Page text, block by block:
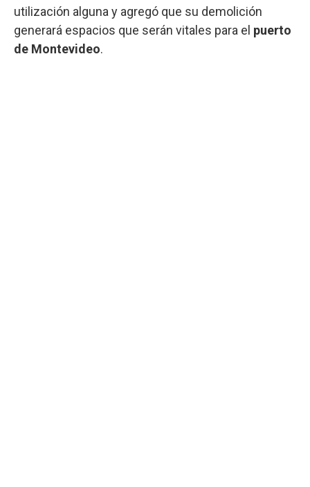
utilización alguna y agregó que su demolición
generará espacios que serán vitales para el puerto
de Montevideo.